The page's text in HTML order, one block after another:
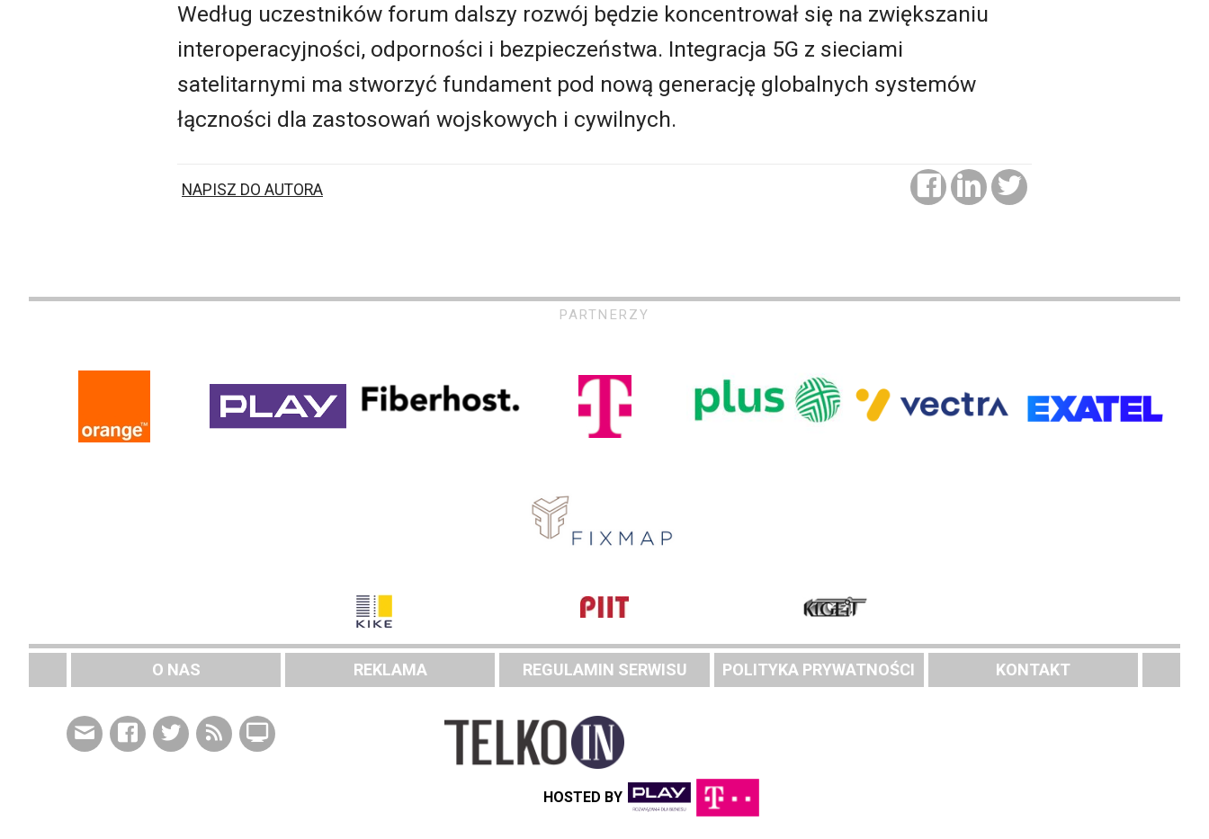
Według uczestników forum dalszy rozwój będzie koncentrował się na zwiększaniu
interoperacyjności, odporności i bezpieczeństwa. Integracja 5G z sieciami
satelitarnymi ma stworzyć fundament pod nową generację globalnych systemów
łączności dla zastosowań wojskowych i cywilnych.
NAPISZ DO AUTORA
PARTNERZY
O NAS REKLAMA REGULAMIN SERWISU POLITYKA PRYWATNOŚCI KONTAKT
HOSTED BY